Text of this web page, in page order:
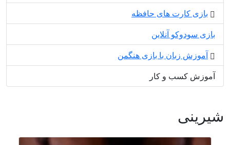
بازی کارت های حافظه
بازی سودوکو آنلاین
آموزش زبان با بازی هنگمن
آموزش کسب و کار
شیرینی